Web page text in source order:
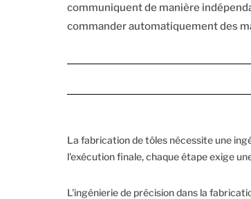
communiquent de manière
commander automatiquement des
La fabrication de tôles nécessite une
l'exécution finale, chaque étape exige
L'ingénierie de précision dans la